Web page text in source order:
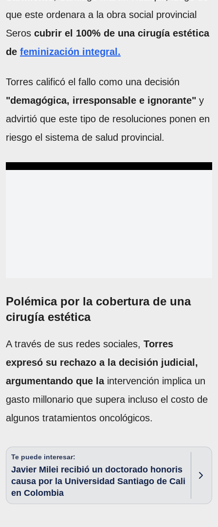
que este ordenara a la obra social provincial
Seros cubrir el 100% de una cirugía estética
de feminización integral.
Torres calificó el fallo como una decisión
"demagógica, irresponsable e ignorante" y
advirtió que este tipo de resoluciones ponen en
riesgo el sistema de salud provincial.
Polémica por la cobertura de una
cirugía estética
A través de sus redes sociales, Torres
expresó su rechazo a la decisión judicial,
argumentando que laintervención implica un
gasto millonario que supera incluso el costo de
algunos tratamientos oncológicos.
Te puede interesar:
Javier Milei recibió un doctorado honoris
causa por la Universidad Santiago de Cali
en Colombia